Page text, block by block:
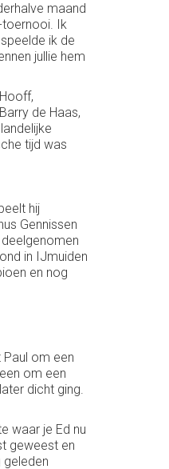
maand
toernooi. Ik
ik de
jullie hem
de Haas,
tijd was
hij
Gennissen
in IJmuiden
en nog
om een
om een
dicht ging.
waar je Ed nu
geweest en
geleden